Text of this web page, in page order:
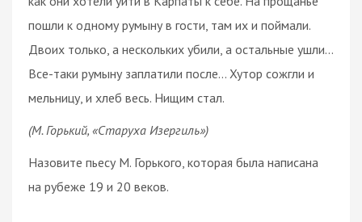
пошли к одному румыну в гости, там их и поймали.
Двоих только, а нескольких убили, а остальные ушли...
Все-таки румыну заплатили после... Хутор сожгли и
мельницу, и хлеб весь. Нищим стал.
(М. Горький, «Старуха Изергиль»)
Назовите пьесу М. Горького, которая была написана
на рубеже 19 и 20 веков.